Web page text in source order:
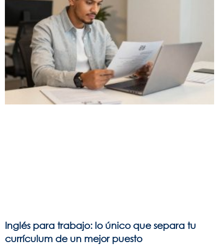
Inglés para trabajo: lo único que separa tu
currículum de un mejor puesto